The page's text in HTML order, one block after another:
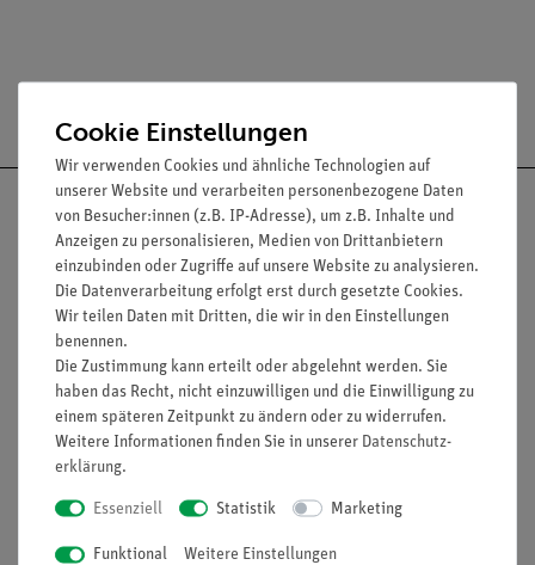
Nach oben
Informationen
Unternehmen
Projekte und Lösungen
Presse
Service
Beratung & Showroom
Cookie Einstellungen
Wir verwenden Cookies und ähnliche Technologien auf
unserer Website und verarbeiten personenbezogene Daten
von Besucher:innen (z.B. IP-Adresse), um z.B. Inhalte und
Anzeigen zu personalisieren, Medien von Drittanbietern
einzubinden oder Zugriffe auf unsere Website zu analysieren.
Die Datenverarbeitung erfolgt erst durch gesetzte Cookies.
Wir teilen Daten mit Dritten, die wir in den Einstellungen
benennen.
Die Zustimmung kann erteilt oder abgelehnt werden. Sie
haben das Recht, nicht einzuwilligen und die Einwilligung zu
einem späteren Zeitpunkt zu ändern oder zu widerrufen.
Weitere Informationen finden Sie in unserer Daten­schutz­
erklärung.
Essenziell Statistik Marketing
Funktional Weitere Einstellungen